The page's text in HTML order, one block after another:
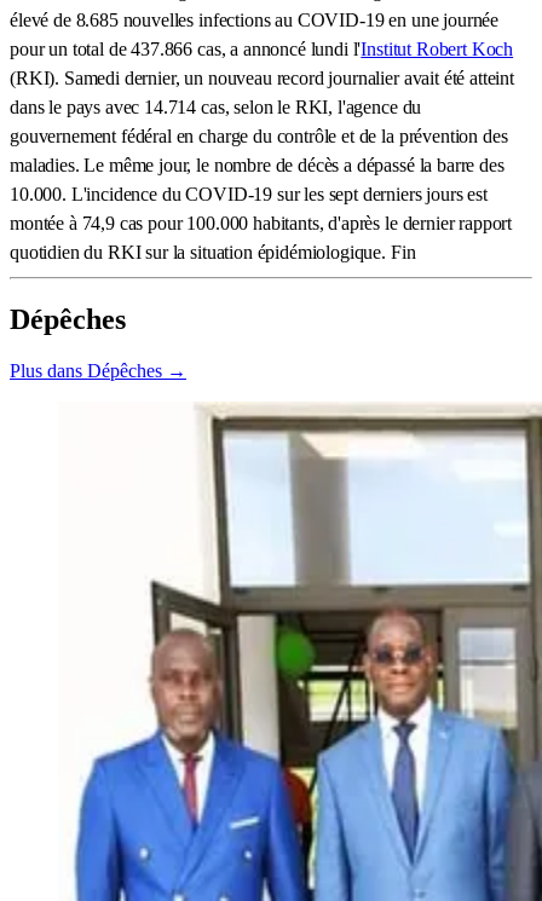
élevé de 8.685 nouvelles infections au COVID-19 en une journée
pour un total de 437.866 cas, a annoncé lundi l'Institut Robert Koch
(RKI). Samedi dernier, un nouveau record journalier avait été atteint
dans le pays avec 14.714 cas, selon le RKI, l'agence du
gouvernement fédéral en charge du contrôle et de la prévention des
maladies. Le même jour, le nombre de décès a dépassé la barre des
10.000. L'incidence du COVID-19 sur les sept derniers jours est
montée à 74,9 cas pour 100.000 habitants, d'après le dernier rapport
quotidien du RKI sur la situation épidémiologique. Fin
Dépêches
Plus dans Dépêches →